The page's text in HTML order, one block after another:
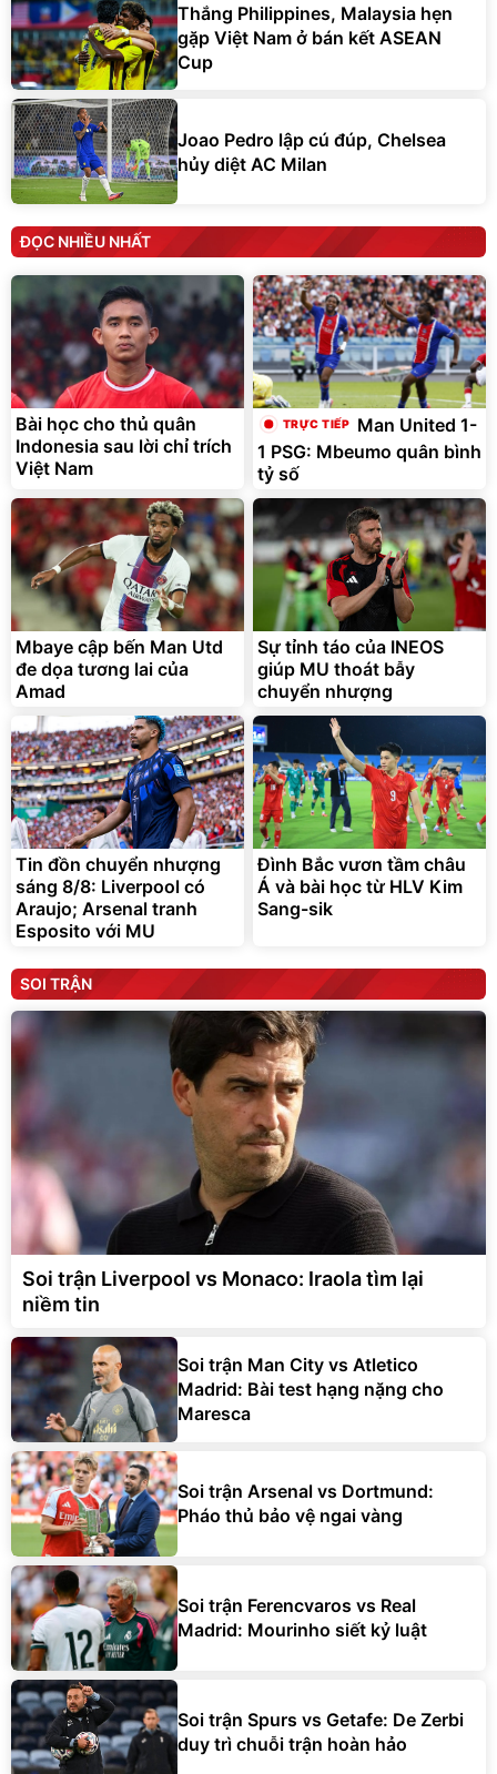
Thắng Philippines, Malaysia hẹn
gặp Việt Nam ở bán kết ASEAN
Cup
Joao Pedro lập cú đúp, Chelsea
hủy diệt AC Milan
ĐỌC NHIỀU NHẤT
Bài học cho thủ quân
Indonesia sau lời chỉ trích
Việt Nam
Man United 1-
1 PSG: Mbeumo quân bình
tỷ số
Mbaye cập bến Man Utd
đe dọa tương lai của
Amad
Sự tỉnh táo của INEOS
giúp MU thoát bẫy
chuyển nhượng
Tin đồn chuyển nhượng
sáng 8/8: Liverpool có
Araujo; Arsenal tranh
Esposito với MU
Đình Bắc vươn tầm châu
Á và bài học từ HLV Kim
Sang-sik
SOI TRẬN
Soi trận Liverpool vs Monaco: Iraola tìm lại
niềm tin
Soi trận Man City vs Atletico
Madrid: Bài test hạng nặng cho
Maresca
Soi trận Arsenal vs Dortmund:
Pháo thủ bảo vệ ngai vàng
Soi trận Ferencvaros vs Real
Madrid: Mourinho siết kỷ luật
Soi trận Spurs vs Getafe: De Zerbi
duy trì chuỗi trận hoàn hảo